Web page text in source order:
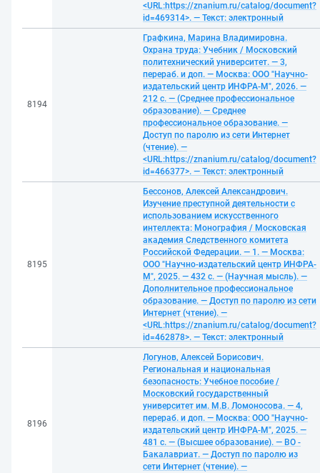
<URL:https://znanium.ru/catalog/document?
id=469314>. — Текст: электронный
8194
Графкина, Марина Владимировна.
Охрана труда: Учебник / Московский
политехнический университет. — 3,
перераб. и доп. — Москва: ООО "Научно-
издательский центр ИНФРА-М", 2026. —
212 с. — (Среднее профессиональное
образование). — Среднее
профессиональное образование. —
Доступ по паролю из сети Интернет
(чтение). —
<URL:https://znanium.ru/catalog/document?
id=466377>. — Текст: электронный
8195
Бессонов, Алексей Александрович.
Изучение преступной деятельности с
использованием искусственного
интеллекта: Монография / Московская
академия Следственного комитета
Российской Федерации. — 1. — Москва:
ООО "Научно-издательский центр ИНФРА-
М", 2025. — 432 с. — (Научная мысль). —
Дополнительное профессиональное
образование. — Доступ по паролю из сети
Интернет (чтение). —
<URL:https://znanium.ru/catalog/document?
id=462878>. — Текст: электронный
8196
Логунов, Алексей Борисович.
Региональная и национальная
безопасность: Учебное пособие /
Московский государственный
университет им. М.В. Ломоносова. — 4,
перераб. и доп. — Москва: ООО "Научно-
издательский центр ИНФРА-М", 2025. —
481 с. — (Высшее образование). — ВО -
Бакалавриат. — Доступ по паролю из
сети Интернет (чтение). —